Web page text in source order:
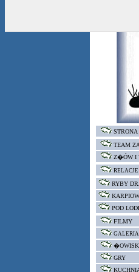
STRONA
TEAM
Z�ÓW I
RYBY
POD
FILMY
GALERIA
GRY